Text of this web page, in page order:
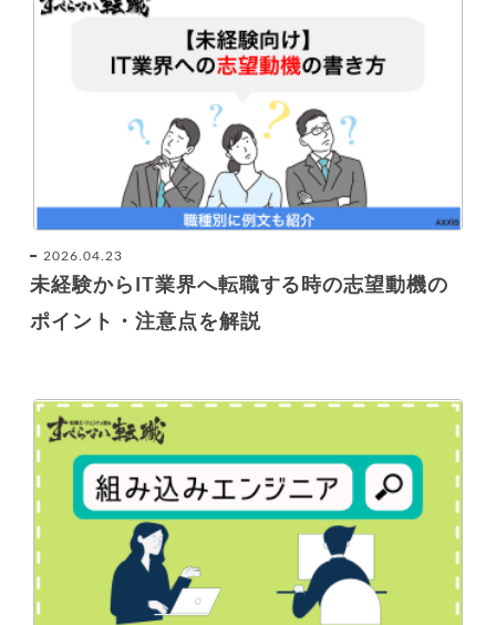
2026.04.23
未経験からIT業界へ転職する時の志望動機の
ポイント・注意点を解説